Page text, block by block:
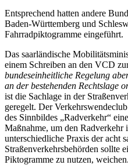
Entsprechend hatten andere
Baden-Württemberg und
Fahrradpiktogramme eingeführt.
Das saarländische
einem Schreiben an den VCD
bundeseinheitliche Regelung
an der bestehenden Rechtslage
ist die Sachlage in der
geregelt. Der
des Sinnbildes „Radverkehr“
Maßnahme, um den Radverkehr
unterschiedliche Praxis der acht
Straßenverkehrsbehörden sollte
Piktogramme zu nutzen, weichen.